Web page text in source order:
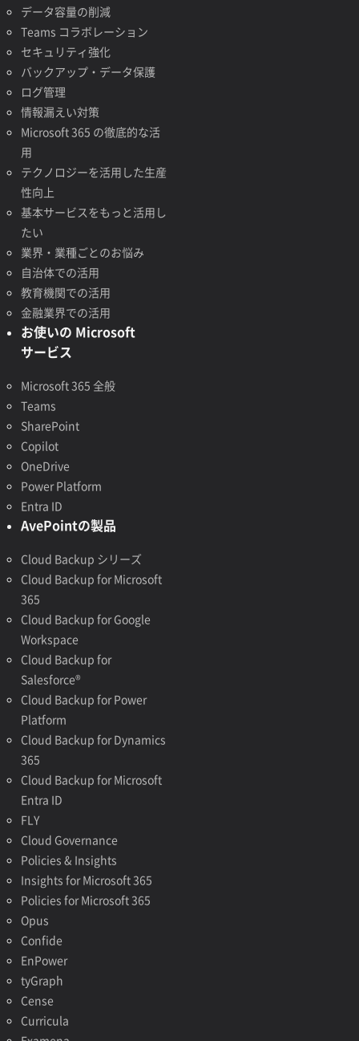
データ容量の削減
Teams コラボレーション
セキュリティ強化
バックアップ・データ保護
ログ管理
情報漏えい対策
Microsoft 365 の徹底的な活
用
テクノロジーを活用した生産
性向上
基本サービスをもっと活用し
たい
業界・業種ごとのお悩み
自治体での活用
教育機関での活用
金融業界での活用
お使いの Microsoft
サービス
Microsoft 365 全般
Teams
SharePoint
Copilot
OneDrive
Power Platform
Entra ID
AvePointの製品
Cloud Backup シリーズ
Cloud Backup for Microsoft
365
Cloud Backup for Google
Workspace
Cloud Backup for
Salesforce®
Cloud Backup for Power
Platform
Cloud Backup for Dynamics
365
Cloud Backup for Microsoft
Entra ID
FLY
Cloud Governance
Policies & Insights
Insights for Microsoft 365
Policies for Microsoft 365
Opus
Confide
EnPower
tyGraph
Cense
Curricula